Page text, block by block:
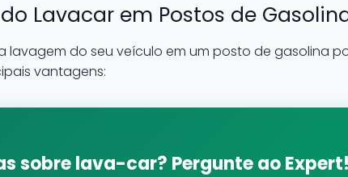
Lavacar em Postos de
lavagem do seu veículo em um posto de gasolina
vantagens:
sobre lava-car? Pergunte ao Expert!